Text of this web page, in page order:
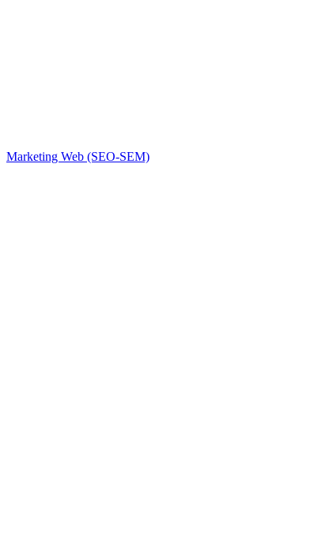
Marketing Web (SEO-SEM)